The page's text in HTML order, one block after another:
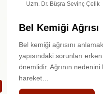
Uzm. Dr. Büşra Sevinç Çelik
Bel Kemiği Ağrısı
Bel kemiği ağrısını
yapısındaki sorunları
önemlidir. Ağrının
hareket…